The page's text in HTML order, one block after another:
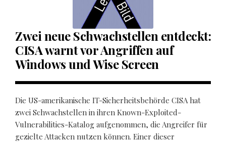
Zwei neue Schwachstellen entdeckt:
CISA warnt vor Angriffen auf
Windows und Wise Screen
Die US-amerikanische IT-Sicherheitsbehörde CISA hat
zwei Schwachstellen in ihren Known-Exploited-
Vulnerabilities-Katalog aufgenommen, die Angreifer für
gezielte Attacken nutzen können. Einer dieser